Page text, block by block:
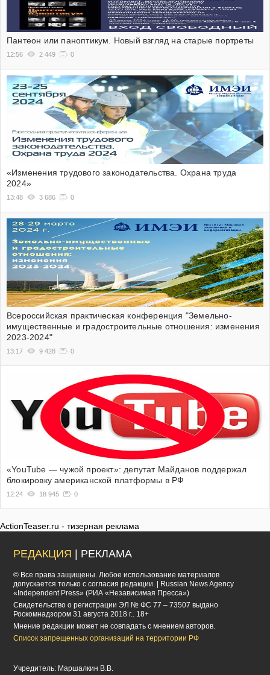
Пантеон или паноптикум. Новый взгляд на старые портреты
12:56 2 449 0
«Изменения трудового законодательства. Охрана труда
2024»
13:48 3 686 0
Всероссийская практическая конференция "Земельно-
имущественные и градостроительные отношения: изменения
2023-2024"
13:17 9 428 0
«YouTube — чужой проект»: депутат Майданов поддержал
блокировку американской платформы в РФ
12:24 18 945 0
ActionTeaser.ru - тизерная реклама
РЕДАКЦИЯ | РЕКЛАМА
© Все права защищены. Любое использование материалов
допускается только с согласия редакции. | Russian News Agency
«Independent Press» (РИА «Независимая Пресса»)
Cвидетельство о регистрации ЭЛ № ФС 77 – 73507 выдано
Роскомнадзором 31 августа 2018 г.. 18+
Мнение редакции может не совпадать с мнением авторов.
Список запрещенных организаций на территории РФ
Учредитель: Маршалкин В.В.